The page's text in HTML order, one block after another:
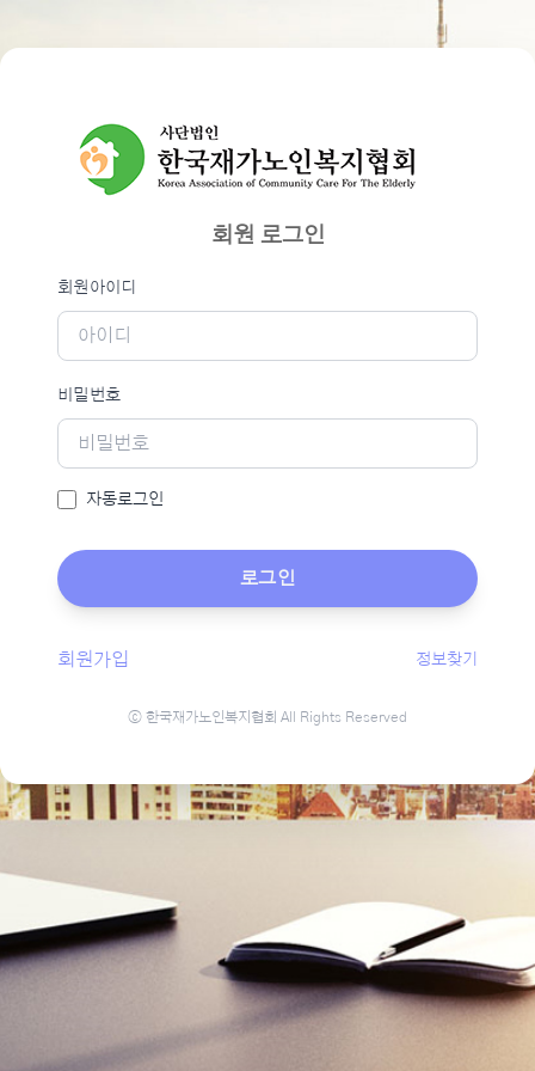
회원 로그인
회원로그인
회원아이디
비밀번호
자동로그인
로그인
회원가입 정보찾기
ⓒ 한국재가노인복지협회 All Rights Reserved